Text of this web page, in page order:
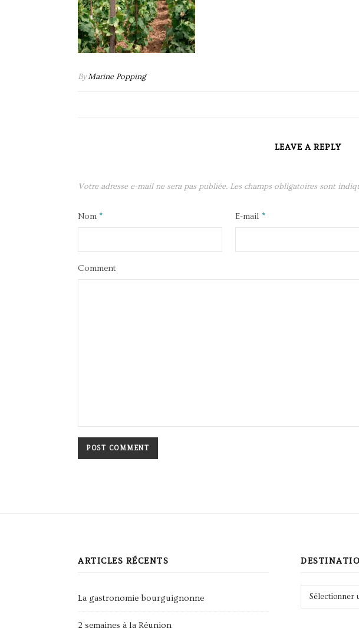
ByMarine Popping
LEAVE A REPLY
Votre adresse e-mail ne sera pas publiée. Les champs obligatoires sont
Nom * E-mail *
Comment
ARTICLES RÉCENTS
La gastronomie bourguignonne
2 semaines à la Réunion
Destinations